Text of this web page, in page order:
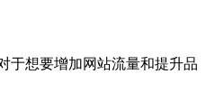
于想要增加网站流量和提升品